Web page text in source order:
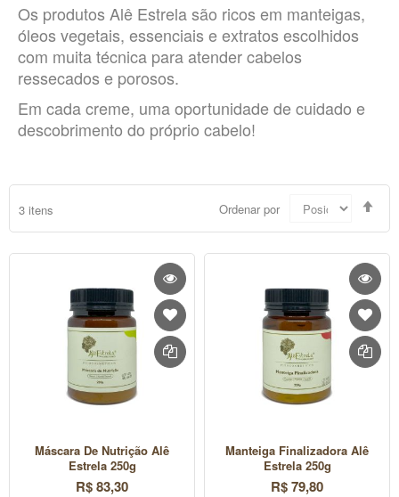
Os produtos Alê Estrela são ricos em manteigas,
óleos vegetais, essenciais e extratos escolhidos
com muita técnica para atender cabelos
ressecados e porosos.
Em cada creme, uma oportunidade de cuidado e
descobrimento do próprio cabelo!
3 itens Ordenar por
Máscara De Nutrição Alê
Estrela 250g
R$ 83,30
Manteiga Finalizadora Alê
Estrela 250g
R$ 79,80